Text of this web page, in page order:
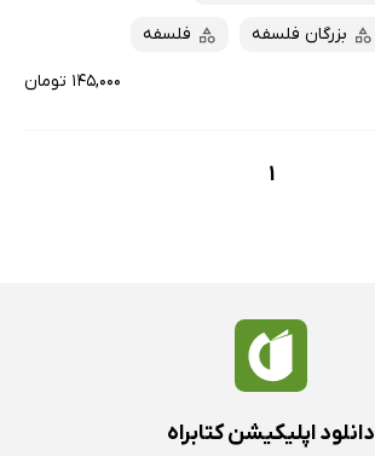
بزرگان فلسفه فلسفه
۱۴۵,۰۰۰ تومان
1
دانلود اپلیکیشن کتابراه